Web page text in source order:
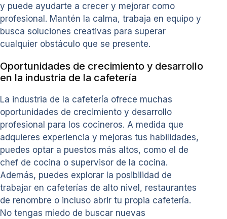
y puede ayudarte a crecer y mejorar como
profesional. Mantén la calma, trabaja en equipo y
busca soluciones creativas para superar
cualquier obstáculo que se presente.
Oportunidades de crecimiento y desarrollo
en la industria de la cafetería
La industria de la cafetería ofrece muchas
oportunidades de crecimiento y desarrollo
profesional para los cocineros. A medida que
adquieres experiencia y mejoras tus habilidades,
puedes optar a puestos más altos, como el de
chef de cocina o supervisor de la cocina.
Además, puedes explorar la posibilidad de
trabajar en cafeterías de alto nivel, restaurantes
de renombre o incluso abrir tu propia cafetería.
No tengas miedo de buscar nuevas